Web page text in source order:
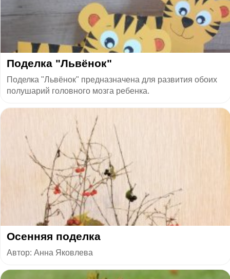
Поделка "Львёнок"
Поделка "Львёнок" предназначена для развития обоих
полушарий головного мозга ребенка.
Осенняя поделка
Автор: Анна Яковлева